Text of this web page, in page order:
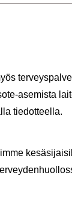
​asemista
tie­dot­teel­la.